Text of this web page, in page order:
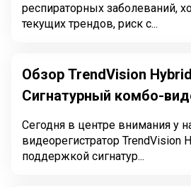
респираторных заболеваний,
текущих трендов, риск с...
Обзор TrendVision
Сигнатурный комбо-
Сегодня в центре внимания у
видеорегистратор TrendVision
поддержкой сигнатур...